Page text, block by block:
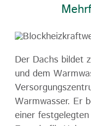
Der Dachs bildet
und dem
Warmwasser. Er
einer